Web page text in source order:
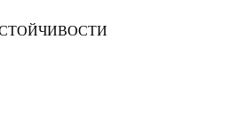
УСТОЙЧИВОСТИ